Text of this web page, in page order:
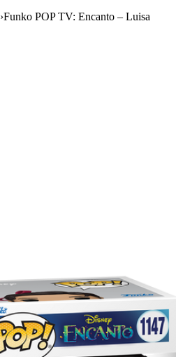
›Funko POP TV: Encanto – Luisa